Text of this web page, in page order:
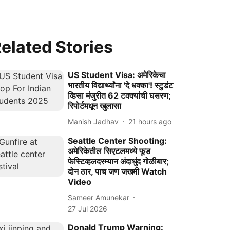
Stories
US Student Visa: अमेरिकेचा
भारतीय विद्यार्थ्यांना 'दे धक्का'! स्टुडंट
व्हिसा मंजुरीत 62 टक्क्यांची घसरण;
रिपोर्टमधून खुलासा
Manish Jadhav 21 hours ago
Seattle Center Shooting:
अमेरिकेतील सिएटलमध्ये फूड
फेस्टिव्हलदरम्यान अंदाधुंद गोळीबार;
दोन ठार, पाच जण जखमी Watch
Video
Sameer Amunekar
27 Jul 2026
Donald Trump Warning: